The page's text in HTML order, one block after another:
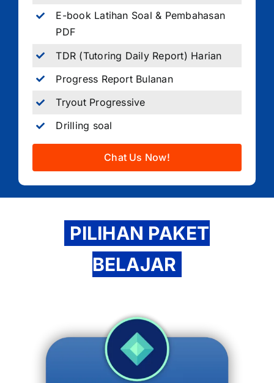
E-book Latihan Soal & Pembahasan
PDF
TDR (Tutoring Daily Report) Harian
Progress Report Bulanan
Tryout Progressive
Drilling soal
Chat Us Now!
PILIHAN PAKET
BELAJAR